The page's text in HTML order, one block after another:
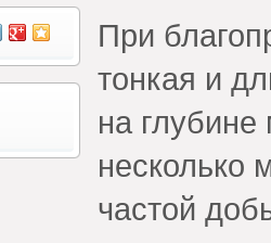
При
тонкая и
на глубине
несколько
частой